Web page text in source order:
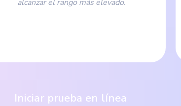
alcanzar el rango más elevado.
Iniciar prueba en línea